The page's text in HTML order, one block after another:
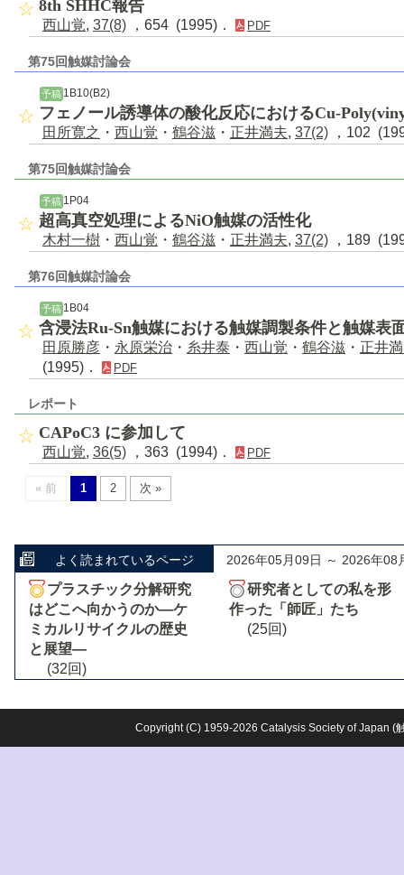
8th SHHC報告
西山覚, 37(8) ，654 (1995)． PDF
第75回触媒討論会
予稿 1B10(B2)
フェノール誘導体の酸化反応におけるCu-
田所寛之 ・ 西山覚 ・ 鶴谷滋 ・ 正井満夫, 37(2) ，102
第75回触媒討論会
予稿 1P04
超高真空処理によるNiO触媒の活性化
木村一樹 ・ 西山覚 ・ 鶴谷滋 ・ 正井満夫, 37(2) ，189
第76回触媒討論会
予稿1B04
含浸法Ru-Sn触媒における触媒調製条件と触媒表
田原勝彦 ・ 永原栄治 ・ 糸井泰 ・ 西山覚 ・ 鶴谷滋 ・ 正井
(1995)．
PDF
レポート
CAPoC3 に参加して
西山覚, 36(5) ，363 (1994)． PDF
« 前 1 2 次 »
よく読まれているページ 2026年05月09日 ～ 2026年08
プラスチック分解研究
はどこへ向かうのか―ケ
ミカルリサイクルの歴史
と展望―
(32回)
研究者としての私を形
作った「師匠」たち
(25回)
Copyright (C) 1959-2026 Catalysis Society of Japan (